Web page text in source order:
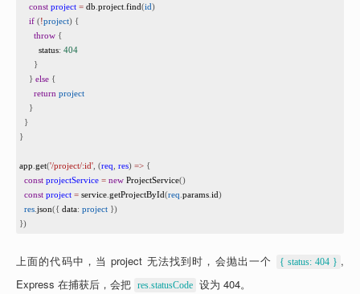
const project = db project find(id)
if (!project) {
throw {
status: 404
}
} else {
return project
}
  }
}
app get('/project/:id' , (req res) => {
const projectService = new ProjectService()
const project = service getProjectById(req params id)
res json({ data: project })
})
上面的代码中，当 project 无法找到时，会抛出一个 { status: 404 } ,
Express 在捕获后，会把 res.statusCode 设为 404。